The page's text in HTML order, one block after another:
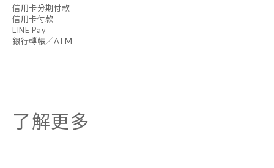
信用卡分期付款
信用卡付款
LINE Pay
銀行轉帳／ATM
了解更多